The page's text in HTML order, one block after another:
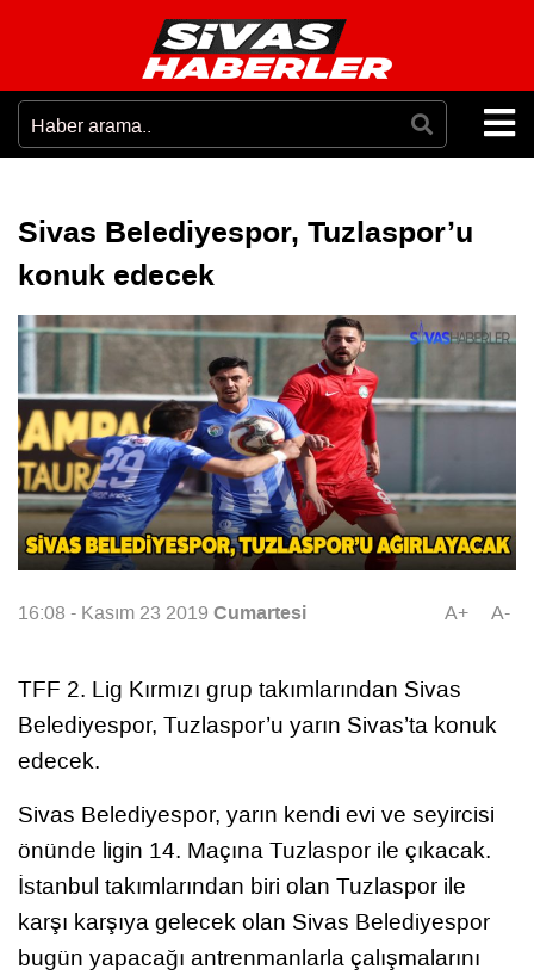
Sivas Belediyespor, Tuzlaspor’u
konuk edecek
16:08 - Kasım 23 2019 Cumartesi A+ A-
TFF 2. Lig Kırmızı grup takımlarından Sivas
Belediyespor, Tuzlaspor’u yarın Sivas’ta konuk
edecek.
Sivas Belediyespor, yarın kendi evi ve seyircisi
önünde ligin 14. Maçına Tuzlaspor ile çıkacak.
İstanbul takımlarından biri olan Tuzlaspor ile
karşı karşıya gelecek olan Sivas Belediyespor
bugün yapacağı antrenmanlarla çalışmalarını